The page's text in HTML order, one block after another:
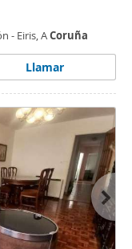
- Eiris, ACoruña
Llamar